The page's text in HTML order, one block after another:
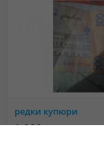
редки купюри
1 000 грн.